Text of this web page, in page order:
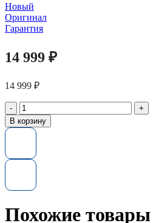
Новый
Оригинал
Гарантия
14 999 ₽
14 999 ₽
Количество
товара
Блок
599383-
750W
HE
Supply
В корзину
Похожие товары